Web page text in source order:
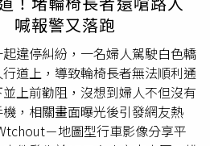
突然失控，擦撞對向的保時捷，
最後報衝進路口安全帽店，造成
報趕抵現場處理，發現林女神情
內查獲依託咪酯菸彈，經毒品唾
，林女則辯稱毒品是朋友給的、
《毒品危害防制條例》及《刑
地檢署偵辦。檢方23日複訊後聲
喊報警又落跑
違停糾紛，一名婦人駕駛白色轎
道上，導致輪椅長者無法順利通
上前勸阻，沒想到婦人不但沒有
，相關畫面曝光後引發網友熱
－地圖型行車影像分享平